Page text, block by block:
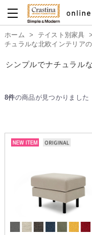
ダイニングテーブルセット
ホーム > テイスト別家具 >
チュラルな北欧インテリア
シンプルでナチュラル
8件の商品が見つかりました